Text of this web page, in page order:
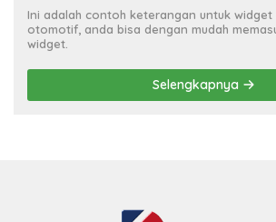
Ini adalah contoh keterangan untuk
otomotif, anda bisa dengan mudah
widget.
Selengkapnya